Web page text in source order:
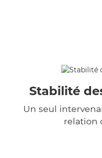
Stabilité
Un seul
relation